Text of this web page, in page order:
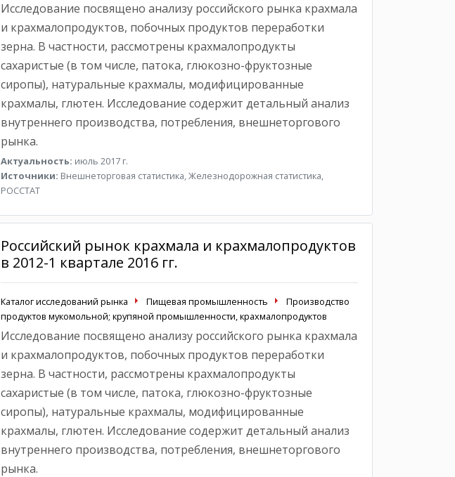
Исследование посвящено анализу российского рынка крахмала
и крахмалопродуктов, побочных продуктов переработки
зерна. В частности, рассмотрены крахмалопродукты
сахаристые (в том числе, патока, глюкозно-фруктозные
сиропы), натуральные крахмалы, модифицированные
крахмалы, глютен. Исследование содержит детальный анализ
внутреннего производства, потребления, внешнеторгового
рынка.
Актуальность: июль 2017 г.
Источники: Внешнеторговая статистика, Железнодорожная статистика,
РОССТАТ
Российский рынок крахмала и крахмалопродуктов
в 2012-1 квартале 2016 гг.
Каталог исследований рынка Пищевая промышленность
Производство
продуктов мукомольной; крупяной промышленности, крахмалопродуктов
Исследование посвящено анализу российского рынка крахмала
и крахмалопродуктов, побочных продуктов переработки
зерна. В частности, рассмотрены крахмалопродукты
сахаристые (в том числе, патока, глюкозно-фруктозные
сиропы), натуральные крахмалы, модифицированные
крахмалы, глютен. Исследование содержит детальный анализ
внутреннего производства, потребления, внешнеторгового
рынка.